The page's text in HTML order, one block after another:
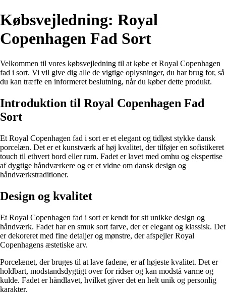
Købsvejledning: Royal
Copenhagen Fad Sort
Velkommen til vores købsvejledning til at købe et Royal Copenhagen
fad i sort. Vi vil give dig alle de vigtige oplysninger, du har brug for, så
du kan træffe en informeret beslutning, når du køber dette produkt.
Introduktion til Royal Copenhagen Fad
Sort
Et Royal Copenhagen fad i sort er et elegant og tidløst stykke dansk
porcelæn. Det er et kunstværk af høj kvalitet, der tilføjer en sofistikeret
touch til ethvert bord eller rum. Fadet er lavet med omhu og ekspertise
af dygtige håndværkere og er et vidne om dansk design og
håndværkstraditioner.
Design og kvalitet
Et Royal Copenhagen fad i sort er kendt for sit unikke design og
håndværk. Fadet har en smuk sort farve, der er elegant og klassisk. Det
er dekoreret med fine detaljer og mønstre, der afspejler Royal
Copenhagens æstetiske arv.
Porcelænet, der bruges til at lave fadene, er af højeste kvalitet. Det er
holdbart, modstandsdygtigt over for ridser og kan modstå varme og
kulde. Fadet er håndlavet, hvilket giver det en helt unik og personlig
karakter.